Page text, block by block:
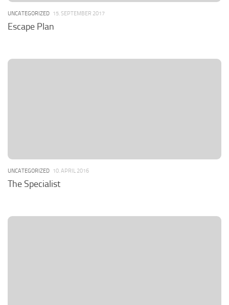
UNCATEGORIZED 15. SEPTEMBER 2017
Escape Plan
UNCATEGORIZED 10. APRIL 2016
The Specialist